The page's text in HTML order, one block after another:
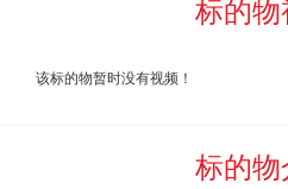
受人应按照票面价值（价税合计）
标的物
该标的物暂时没有视频！
标的物